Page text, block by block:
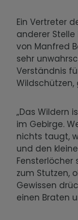
Ein Vertreter
anderer
von Manfred
sehr
Verständnis
„Das Wildern
im Gebirge.
nichts taugt,
und den
zum Stutzen,
Gewissen
einen Braten